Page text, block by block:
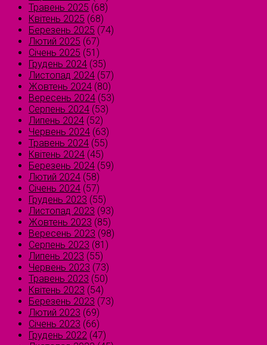
Травень 2025 (68)
Квітень 2025 (68)
Березень 2025 (74)
Лютий 2025 (67)
Січень 2025 (51)
Грудень 2024 (35)
Листопад 2024 (57)
Жовтень 2024 (80)
Вересень 2024 (53)
Серпень 2024 (53)
Липень 2024 (52)
Червень 2024 (63)
Травень 2024 (55)
Квітень 2024 (45)
Березень 2024 (59)
Лютий 2024 (58)
Січень 2024 (57)
Грудень 2023 (55)
Листопад 2023 (93)
Жовтень 2023 (85)
Вересень 2023 (98)
Серпень 2023 (81)
Липень 2023 (55)
Червень 2023 (73)
Травень 2023 (50)
Квітень 2023 (54)
Березень 2023 (73)
Лютий 2023 (69)
Січень 2023 (66)
Грудень 2022 (47)